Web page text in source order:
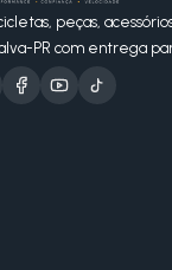
peças,
PR com entrega